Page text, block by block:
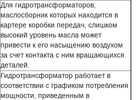
Для гидротрансформаторов,
маслосборник которых находится в
картере коробки передач, слишком
высокий уровень масла может
привести к его насыщению воздухом
за счет контакта с ним вращающихся
деталей.
Гидротрансформатор работает в
соответствии с графиком потребления
мощности, приведенным в